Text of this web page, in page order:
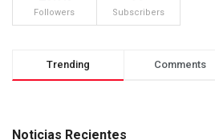
Followers Subscribers
Trending Comments
Noticias Recientes